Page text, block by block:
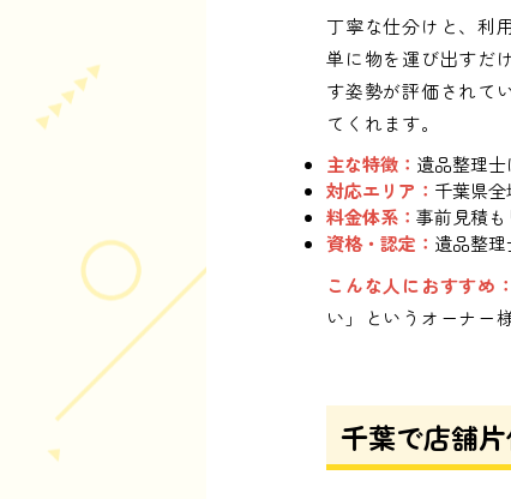
丁寧な仕分けと、利
単に物を運び出すだ
す姿勢が評価されて
てくれます。
主な特徴： 遺品整理
対応エリア： 千葉県全
料金体系： 事前見積
資格・認定： 遺品整
こんな人におすすめ：
い」というオーナー
千葉で店舗